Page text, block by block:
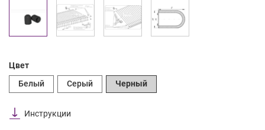
Цвет
Белый
Серый Черный
Инструкции